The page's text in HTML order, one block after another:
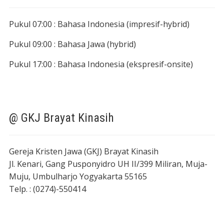
Pukul 07:00 : Bahasa Indonesia (impresif-hybrid)
Pukul 09:00 : Bahasa Jawa (hybrid)
Pukul 17:00 : Bahasa Indonesia (ekspresif-onsite)
@ GKJ Brayat Kinasih
Gereja Kristen Jawa (GKJ) Brayat Kinasih
Jl. Kenari, Gang Pusponyidro UH II/399 Miliran, Muja-
Muju, Umbulharjo Yogyakarta 55165
Telp. : (0274)-550414